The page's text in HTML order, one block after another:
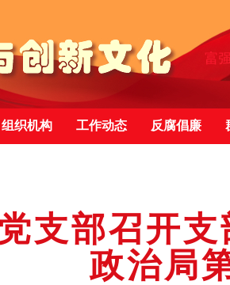
组织机构 工作动态 反腐倡廉
支部召开
政治局